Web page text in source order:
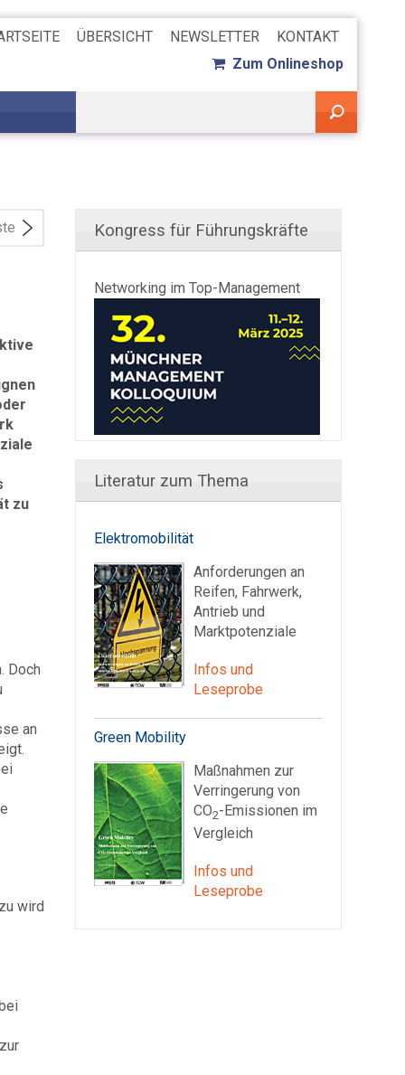
ÜBERSICHT NEWSLETTER
KONTAKT
Zum Onlineshop
zu
Doch
an
wird
Kongress für Führungskräfte
Networking im Top-Management
Literatur zum Thema
Elektromobilität
Anforderungen an
Reifen, Fahrwerk,
Antrieb und
Marktpotenziale
Infos und
Leseprobe
Green Mobility
Maßnahmen zur
Verringerung von
CO2-Emissionen im
Vergleich
Infos und
Leseprobe